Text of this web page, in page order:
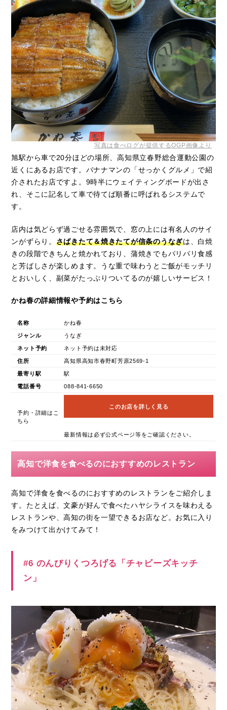
写真は食べログが提供するOGP画像より
旭駅から車で20分ほどの場所、高知県立春野総合運動公園の
近くにあるお店です。バナナマンの「せっかくグルメ」で紹
介されたお店ですよ。9時半にウェイティングボードが出さ
れ、そこに記名して車で待てば順番に呼ばれるシステムで
す。
店内は気どらず過ごせる雰囲気で、窓の上には有名人のサイ
ンがずらり。 さばきたて＆焼きたてが信条のうなぎは、白焼
きの段階できちんと焼かれており、蒲焼きでもパリパリ食感
と芳ばしさが楽しめます。うな重で味わうとご飯がモッチリ
とおいしく、副菜がたっぷりついてるのが嬉しいサービス！
かね春の詳細情報や予約はこちら
名称 かね春
ジャンル うなぎ
ネット予約 ネット予約は未対応
住所 高知県高知市春野町芳原2569-1
最寄り駅 駅
電話番号 088-841-6650
予約・詳細はこ
ちら
このお店を詳しく見る
最新情報は必ず公式ページ等をご確認ください。
高知で洋食を食べるのにおすすめのレストラン
高知で洋食を食べるのにおすすめのレストランをご紹介しま
す。たとえば、文豪が好んで食べたハヤシライスを味わえる
レストランや、高知の街を一望できるお店など。お気に入り
をみつけて出かけてみて！
#6 のんびりくつろげる「チャビーズキッチ
ン」